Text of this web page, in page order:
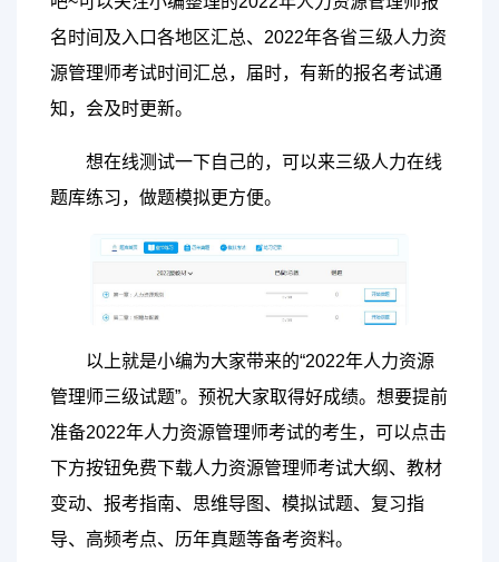
名时间及入口各地区汇总、2022年各省三级人力资
源管理师考试时间汇总，届时，有新的报名考试通
知，会及时更新。
想在线测试一下自己的，可以来三级人力在线
题库练习，做题模拟更方便。
以上就是小编为大家带来的“2022年人力资源
管理师三级试题”。预祝大家取得好成绩。想要提前
准备2022年人力资源管理师考试的考生，可以点击
下方按钮免费下载人力资源管理师考试大纲、教材
变动、报考指南、思维导图、模拟试题、复习指
导、高频考点、历年真题等备考资料。